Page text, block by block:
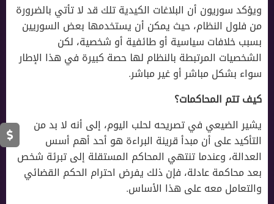
ويؤكد سوريون أن البلاغات الكيدية تلك قد لا تأتي بالضرورة
من فلول النظام، حيث يمكن أن يستخدمها بعض السوريين
بسبب خلافات سياسية أو طائفية أو شخصية، لكن
الشخصيات المرتبطة بالنظام لها حصة كبيرة في هذا الإطار
سواء بشكل مباشر أو غير مباشر.
كيف تتم المحاكمات؟
يشير الضيعي في تصريحه لحلب اليوم، إلى أنه لا بد من
التأكيد على أن مبدأ قرينة البراءة هو أحد أهم أسس
العدالة، وعندما تنتهي المحاكم المستقلة إلى تبرئة شخص
بعد محاكمة عادلة، فإن ذلك يفرض احترام الحكم القضائي
والتعامل معه على هذا الأساس.